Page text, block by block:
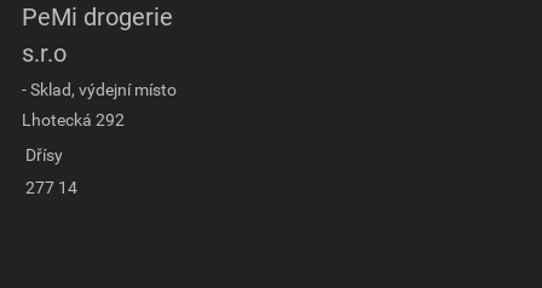
PeMi drogerie
s.r.o
- Sklad, výdejní místo
Lhotecká 292
Dřísy
277 14